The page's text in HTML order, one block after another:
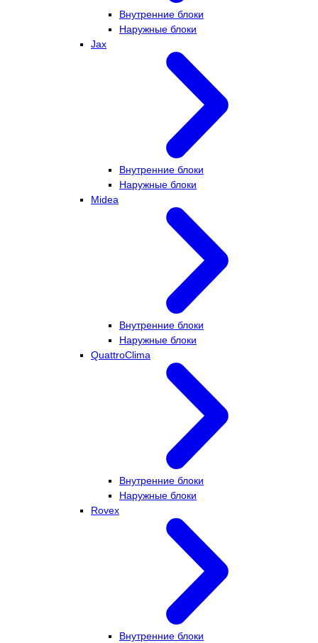
Внутренние блоки
Наружные блоки
Jax
Внутренние блоки
Наружные блоки
Midea
Внутренние блоки
Наружные блоки
QuattroClima
Внутренние блоки
Наружные блоки
Rovex
Внутренние блоки